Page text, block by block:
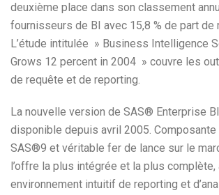
deuxième place dans son classement
fournisseurs de BI avec 15,8 % de part de
L’étude intitulée » Business Intelligence
Grows 12 percent in 2004 » couvre les
de requête et de reporting.
La nouvelle version de SAS® Enterprise
disponible depuis avril 2005. Composante
SAS®9 et véritable fer de lance sur le
l’offre la plus intégrée et la plus complète,
environnement intuitif de reporting et